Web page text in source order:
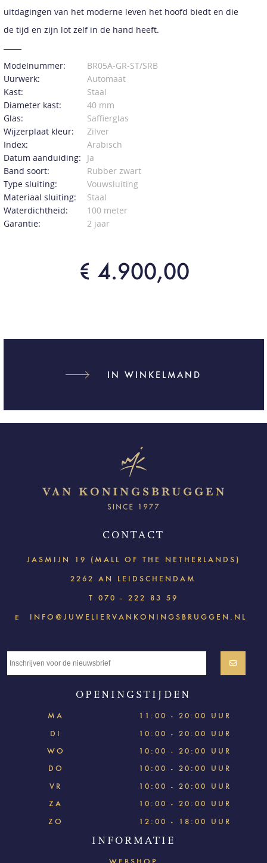
uitdagingen van het moderne leven het hoofd biedt en die
de tijd en zijn lot zelf in de hand heeft.
Modelnummer:
BR05A-GR-ST/SRB
Uurwerk:
Automaat
Kast:
Staal
Diameter kast:
40 mm
Glas:
Saffierglas
Wijzerplaat kleur:
Zilver
Index:
Arabisch
Datum aanduiding:
Ja
Band soort:
Rubber zwart
Type sluiting:
Vouwsluiting
Materiaal sluiting:
Staal
Waterdichtheid:
100 meter
Garantie:
2 jaar
€ 4.900,00
IN WINKELMAND
CONTACT
JASMIJN 19 (MALL OF THE NETHERLANDS)
2262 AN LEIDSCHENDAM
T 070 - 222 83 59
E INFO@JUWELIERVANKONINGSBRUGGEN.NL
OPENINGSTIJDEN
MA
11:00 - 20:00 UUR
DI
10:00 - 20:00 UUR
WO
10:00 - 20:00 UUR
DO
10:00 - 20:00 UUR
VR
10:00 - 20:00 UUR
ZA
10:00 - 20:00 UUR
ZO
12:00 - 18:00 UUR
INFORMATIE